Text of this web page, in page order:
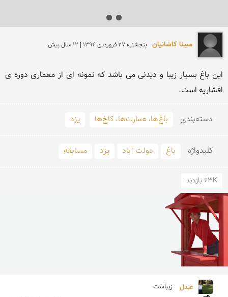
مبینا کاشانیان پنجشنبه 27 فروردين 1394 | 12 سال پیش
افشاریه است.
دسته‌بندی باغ‌ها، عمارت‌ها، کاخ‌ها یزد
کلید‌واژه باغ دولت آباد یزد مسابقه
63K بازدید
عبدل زیباست